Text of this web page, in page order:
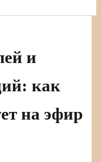
и
как
на эфир